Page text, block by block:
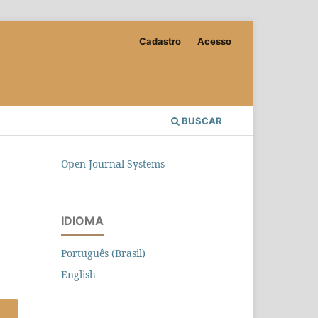
BUSCAR
Cadastro Acesso
Open Journal Systems
IDIOMA
Português (Brasil)
English